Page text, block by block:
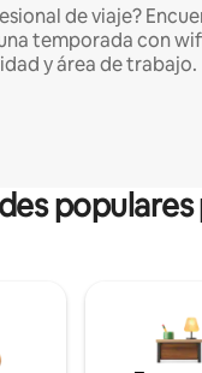
de viaje?
temporada con
y área de trabajo.
populares